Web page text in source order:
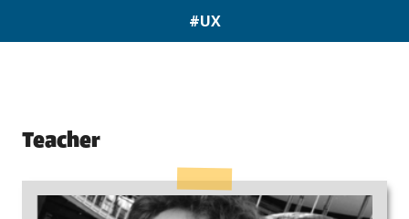
#UX
Teacher